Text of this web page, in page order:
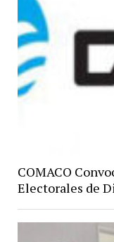
COMACO
Electorales de